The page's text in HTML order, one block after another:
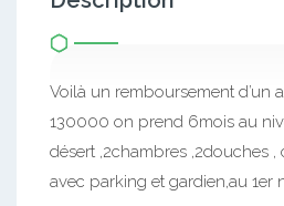
Voilà un remboursement d’un
130000 on prend 6mois au
désert ,2chambres ,2douches
avec parking et gardien,au 1er